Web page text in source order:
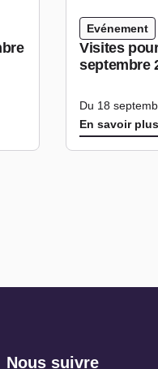
Evénement
Visites
septembre
Du 18
En savoir plus
Nous suivre